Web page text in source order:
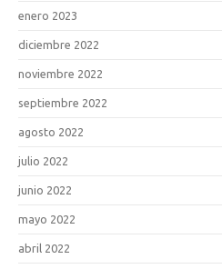
enero 2023
diciembre 2022
noviembre 2022
septiembre 2022
agosto 2022
julio 2022
junio 2022
mayo 2022
abril 2022